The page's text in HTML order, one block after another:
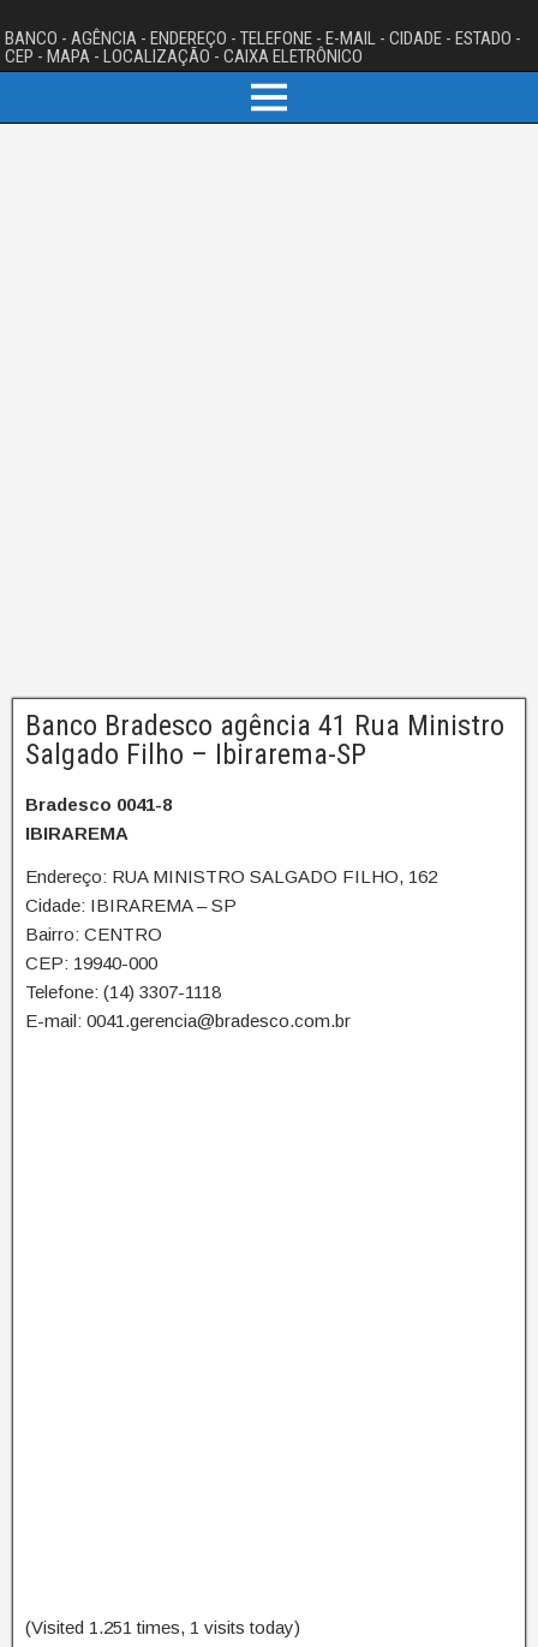
BANCO - AGÊNCIA - ENDEREÇO - TELEFONE - E-MAIL - CIDADE - ESTADO -
CEP - MAPA - LOCALIZAÇÃO - CAIXA ELETRÔNICO
Banco Bradesco agência 41 Rua Ministro
Salgado Filho – Ibirarema-SP
Bradesco 0041-8
IBIRAREMA
Endereço: RUA MINISTRO SALGADO FILHO, 162
Cidade: IBIRAREMA – SP
Bairro: CENTRO
CEP: 19940-000
Telefone: (14) 3307-1118
E-mail: 0041.gerencia@bradesco.com.br
(Visited 1.251 times, 1 visits today)